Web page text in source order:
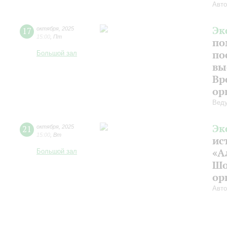
17 октября 2025
15:00 Пт
Большой зал
21 октября 2025
15:00 Вт
Большой зал